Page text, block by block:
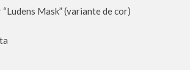
Mask” (variante de cor)